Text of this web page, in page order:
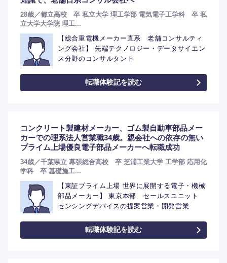
28歳／都立高校 卒 私立大学 理工学部 電気電子工学科 卒 私
立大学大学院 理工...
【総合重電機メーカー直系 老舗コンサルティ
ング会社】 先端テクノロジー・データサイエン
ス分野のコンサルタント
転職体験記を読む
コンクリート製建材メーカー、ゴム製自動車部品メー
カーでの理系法人営業職34歳。親会社への依存の無い
プライム上場優良電子部品メーカーへ転職成功
34歳／千葉県立 幕張総合高校 卒 芝浦工業大学 工学部 応用化
学科 卒 基礎施工...
【東証プライム上場 世界に展開する電子・機械
部品メーカー】 東京本部 セールスユニット
センシングデバイスの提案営業・開発営業
転職体験記を読む